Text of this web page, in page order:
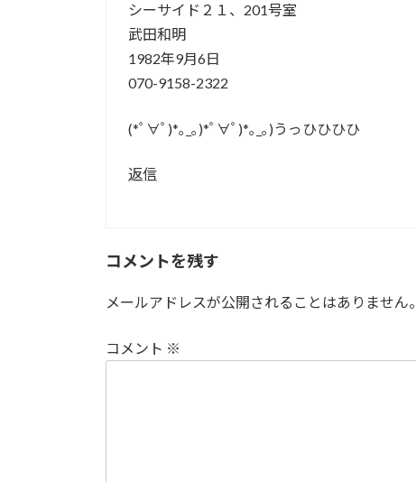
シーサイド２１、201号室
武田和明
1982年9月6日
070-9158-2322
(*ﾟ∀ﾟ)*｡_｡)*ﾟ∀ﾟ)*｡_｡)うっひひひひ
返信
コメントを残す
メールアドレスが公開されることはありません。
コメント ※